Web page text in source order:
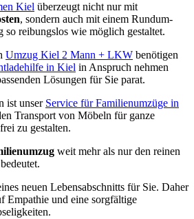
Kiel überzeugt nicht nur mit
, sondern auch mit einem Rundum-
so reibungslos wie möglich gestaltet.
Umzug Kiel 2 Mann + LKW benötigen
in Kiel in Anspruch nehmen
Lösungen für Sie parat.
ist unser Service für Familienumzüge in
Transport von Möbeln für ganze
zu gestalten.
weit mehr als nur den reinen
bedeutet.
neuen Lebensabschnitts für Sie. Daher
Empathie und eine sorgfältige